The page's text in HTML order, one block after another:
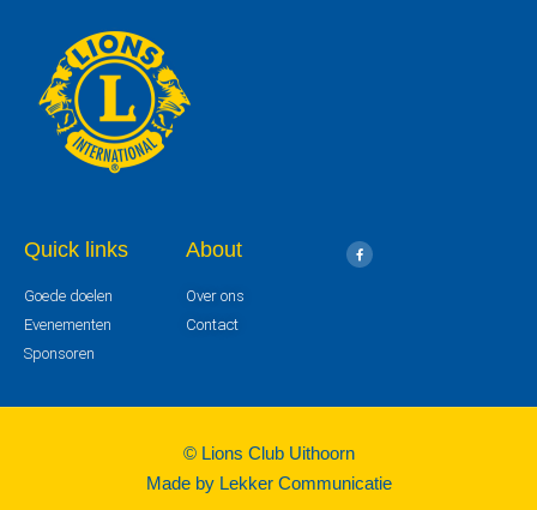
Quick links
Goede doelen
Evenementen
Sponsoren
About
Over ons
Contact
© Lions Club Uithoorn
Made by Lekker Communicatie